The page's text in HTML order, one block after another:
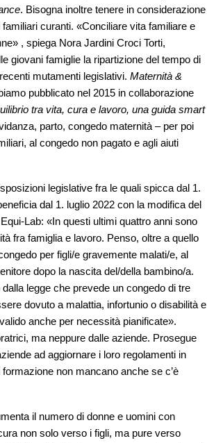
. Bisogna inoltre tenere in considerazione
curanti. «Conciliare vita familiare e
, spiega Nora Jardini Croci Torti,
giovani famiglie la ripartizione del tempo di
mutamenti legislativi. Maternità &
pubblicato nel 2015 in collaborazione
tra vita, cura e lavoro, una guida smart
parto, congedo maternità – per poi
al congedo non pagato e agli aiuti
legislative fra le quali spicca dal 1.
dal 1. luglio 2022 con la modifica del
Lab: «In questi ultimi quattro anni sono
fra famiglia e lavoro. Penso, oltre a quello
per figli/e gravemente malati/e, al
dopo la nascita del/della bambino/a.
legge che prevede un congedo di tre
dovuto a malattia, infortunio o disabilità e
anche per necessità pianificate».
ma neppure dalle aziende. Prosegue
ad aggiornare i loro regolamenti in
non mancano anche se c’è
il numero di donne e uomini con
non solo verso i figli, ma pure verso